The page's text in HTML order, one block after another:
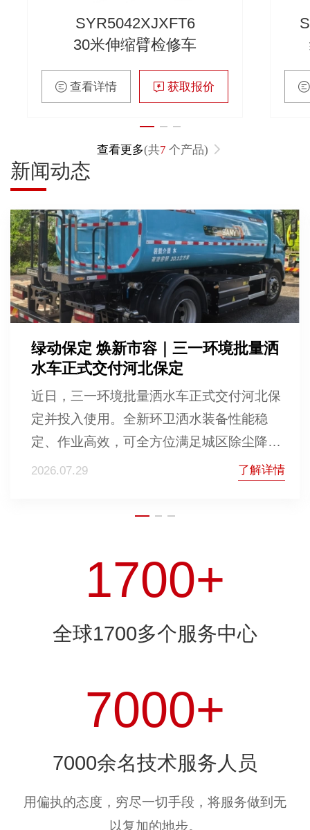
SYR5042XJXFT6
30米伸缩臂检修车
查看详情 获取报价
查看更多(共7个产品)
新闻动态
绿动保定 焕新市容｜三一环境批量洒
水车正式交付河北保定
近日，三一环境批量洒水车正式交付河北保
定并投入使用。全新环卫洒水装备性能稳
定、作业高效，可全方位满足城区除尘降
尘、道路保洁、夏日降温等作业需求。以智
2026.07.29 了解详情
1700+
全球1700多个服务中心
7000+
7000余名技术服务人员
用偏执的态度，穷尽一切手段，将服务做到无
以复加的地步。